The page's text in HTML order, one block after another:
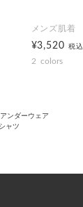
メンズ肌着
¥3,520税込
2 colors
ンダーウェア
ャツ